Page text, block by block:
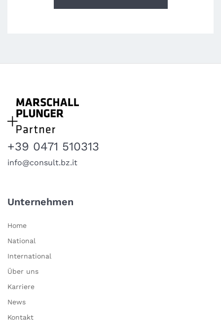
+39 0471 510313
info@consult.bz.it
Unternehmen
Home
National
International
Über uns
Karriere
News
Kontakt